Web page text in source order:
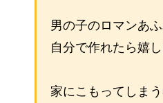
男の子のロマンあ
自分で作れたら嬉
家にこもってしま